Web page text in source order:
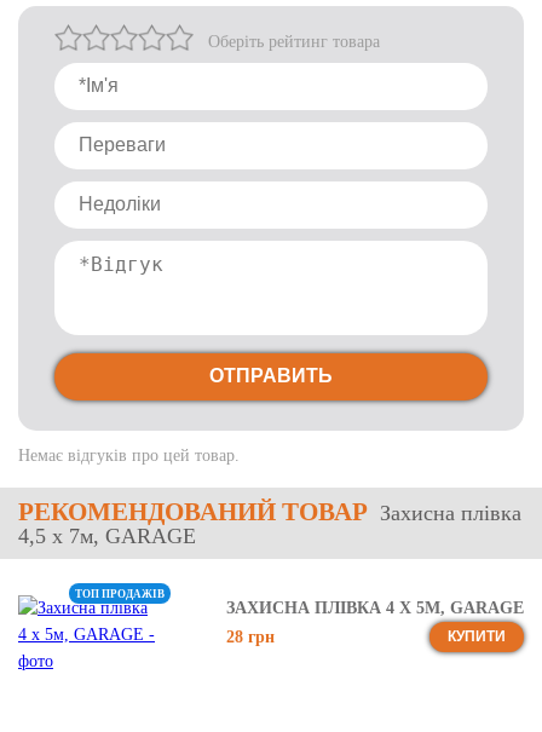
Немає відгуків про цей товар.
Оберіть рейтинг товара
ОТПРАВИТЬ
РЕКОМЕНДОВАНИЙ ТОВАР Захисна плівка
4,5 х 7м, GARAGE
ЗАХИСНА ПЛІВКА 4 Х 5М, GARAGE
28 грн
КУПИТИ
ТОП ПРОДАЖІВ